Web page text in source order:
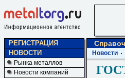
РЕГИСТРАЦИЯ
НОВОСТИ
Рынка металлов
Новости компаний
Новости